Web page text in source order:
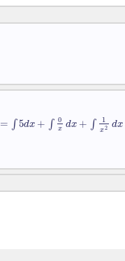
= ∫5dx+ ∫ 0
x dx+ ∫ 1
x2 dx